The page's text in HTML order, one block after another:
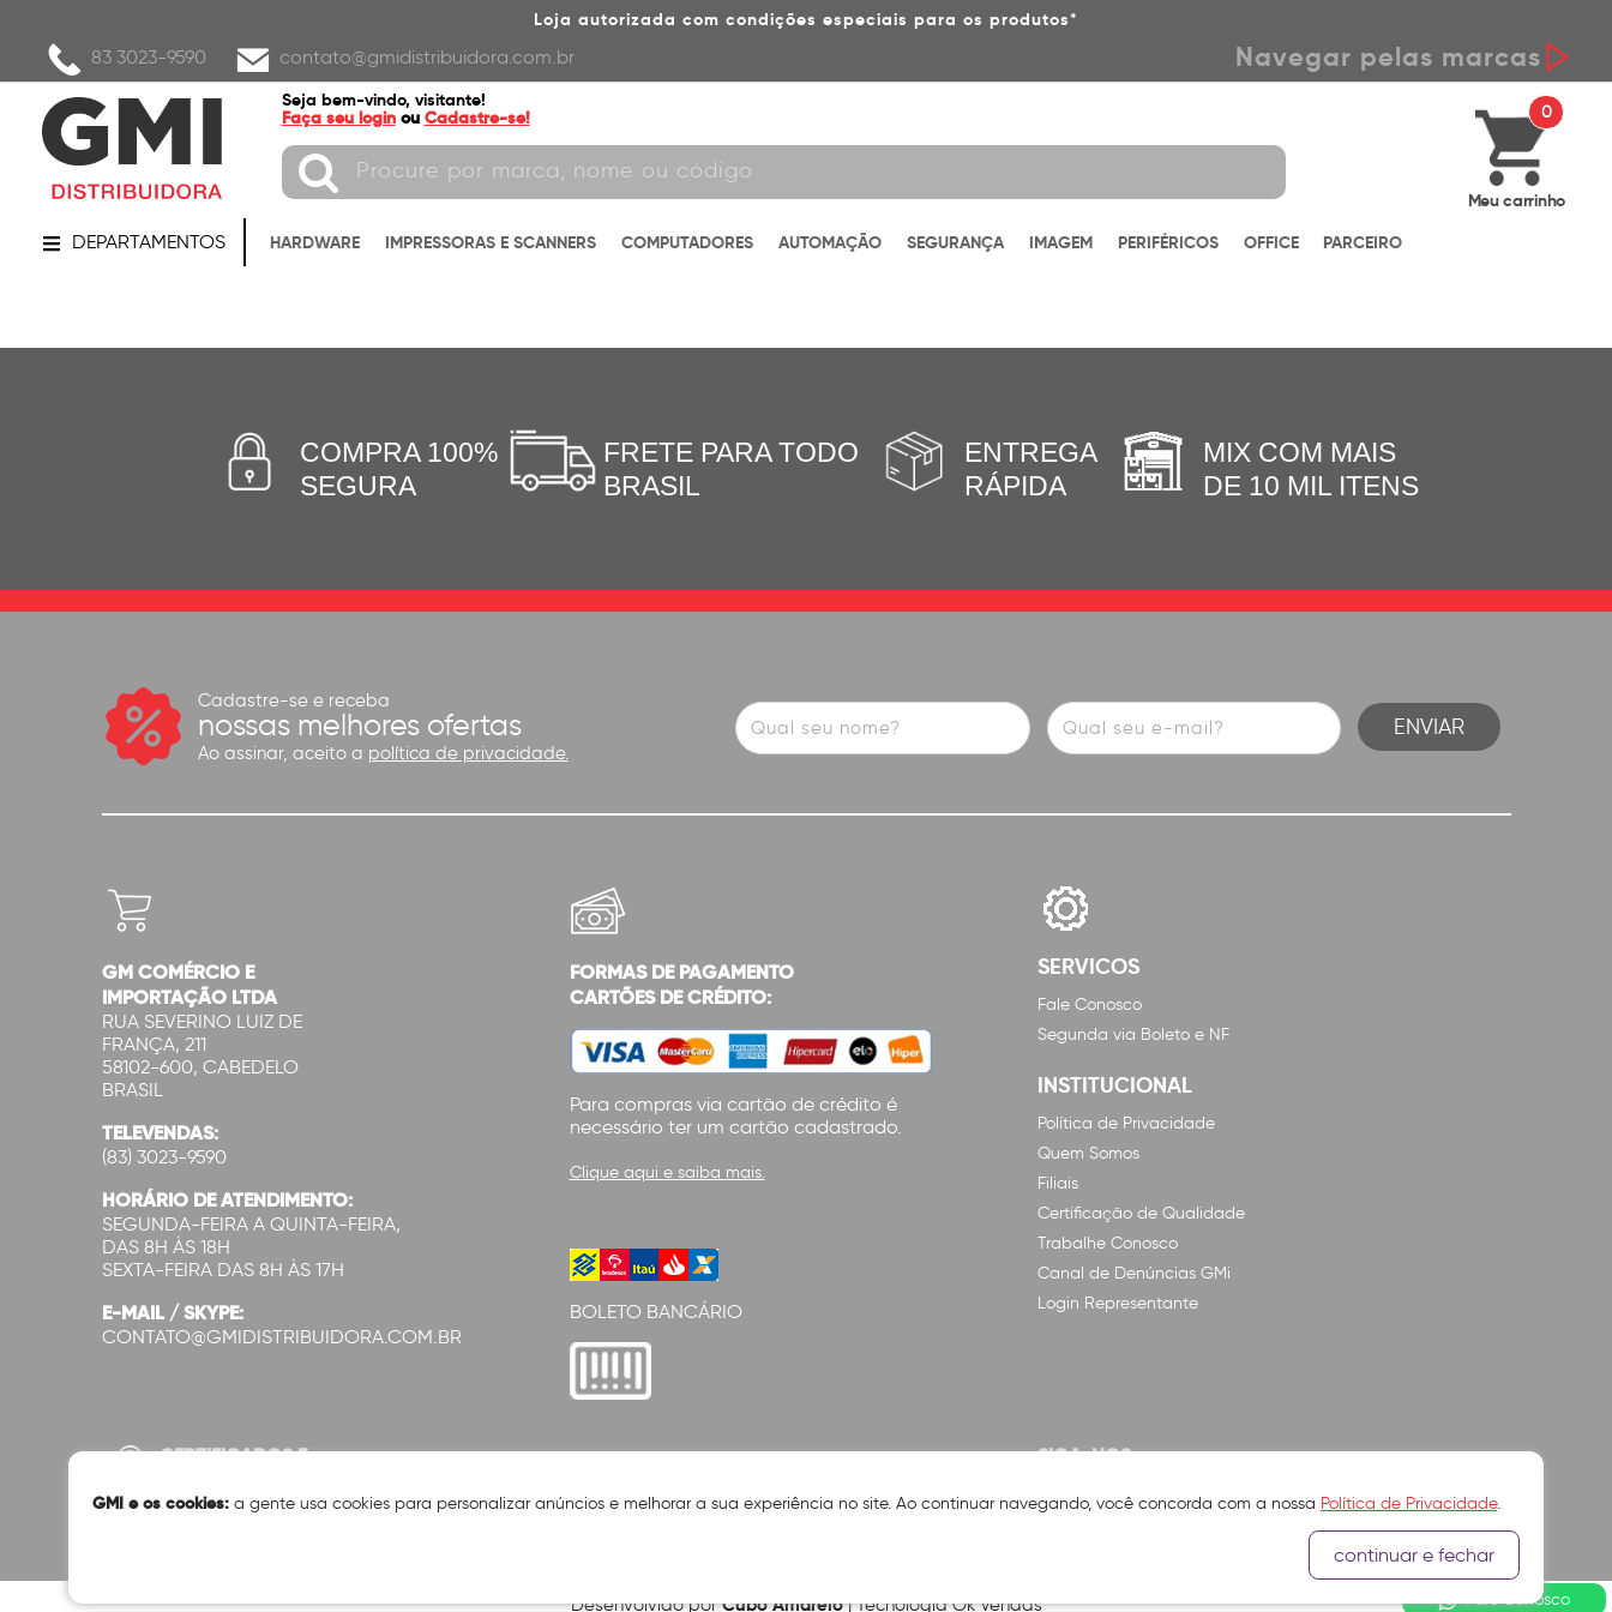
Loja autorizada com condições especiais para os produtos*
83 3023-9590 contato@gmidistribuidora.com.br Navegar pelas marcas
Seja bem-vindo, visitante!
Faça seu login ou Cadastre-se! 0
Meu carrinho
DEPARTAMENTOS HARDWARE IMPRESSORAS E SCANNERS COMPUTADORES AUTOMAÇÃO SEGURANÇA IMAGEM PERIFÉRICOS OFFICE PARCEIRO
COMPRA 100%
SEGURA
FRETE PARA TODO
BRASIL
ENTREGA
RÁPIDA
MIX COM MAIS
DE 10 MIL ITENS
Cadastre-se e receba
nossas melhores ofertas
Ao assinar, aceito a política de privacidade.
GM COMÉRCIO E
IMPORTAÇÃO LTDA
RUA SEVERINO LUIZ DE
FRANÇA, 211
58102-600, CABEDELO
BRASIL
TELEVENDAS:
(83) 3023-9590
HORÁRIO DE ATENDIMENTO:
SEGUNDA-FEIRA A QUINTA-FEIRA,
DAS 8H ÀS 18H
SEXTA-FEIRA DAS 8H ÀS 17H
E-MAIL / SKYPE:
CONTATO@GMIDISTRIBUIDORA.COM.BR
FORMAS DE PAGAMENTO
CARTÕES DE CRÉDITO:
Para compras via cartão de crédito é
necessário ter um cartão cadastrado.
Clique aqui e saiba mais.
BOLETO BANCÁRIO
SERVICOS
Fale Conosco
Segunda via Boleto e NF
INSTITUCIONAL
Política de Privacidade
Quem Somos
Filiais
Certificação de Qualidade
Trabalhe Conosco
Canal de Denúncias GMi
Login Representante
CERTIFICADOS E
SIGA-NOS
Desenvolvido porCubo Amarelo| Tecnologia Ok Vendas
GMI e os cookies: a gente usa cookies para personalizar anúncios e melhorar a sua experiência no site. Ao continuar navegando, você concorda com a nossa Política de Privacidade.
continuar e fechar
Fale Conosco